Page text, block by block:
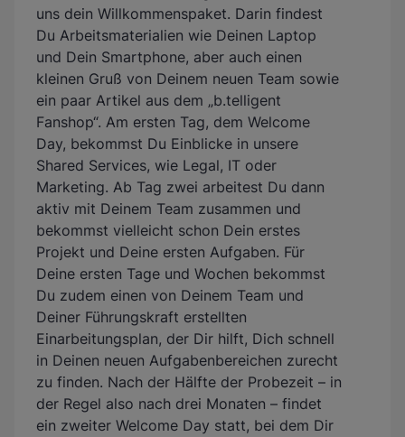
uns dein Willkommenspaket. Darin findest
Du Arbeitsmaterialien wie Deinen Laptop
und Dein Smartphone, aber auch einen
kleinen Gruß von Deinem neuen Team sowie
ein paar Artikel aus dem „b.telligent
Fanshop“. Am ersten Tag, dem Welcome
Day, bekommst Du Einblicke in unsere
Shared Services, wie Legal, IT oder
Marketing. Ab Tag zwei arbeitest Du dann
aktiv mit Deinem Team zusammen und
bekommst vielleicht schon Dein erstes
Projekt und Deine ersten Aufgaben. Für
Deine ersten Tage und Wochen bekommst
Du zudem einen von Deinem Team und
Deiner Führungskraft erstellten
Einarbeitungsplan, der Dir hilft, Dich schnell
in Deinen neuen Aufgabenbereichen zurecht
zu finden. Nach der Hälfte der Probezeit – in
der Regel also nach drei Monaten – findet
ein zweiter Welcome Day statt, bei dem Dir